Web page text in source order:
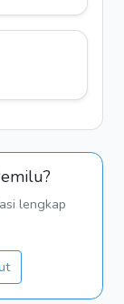
lengkap